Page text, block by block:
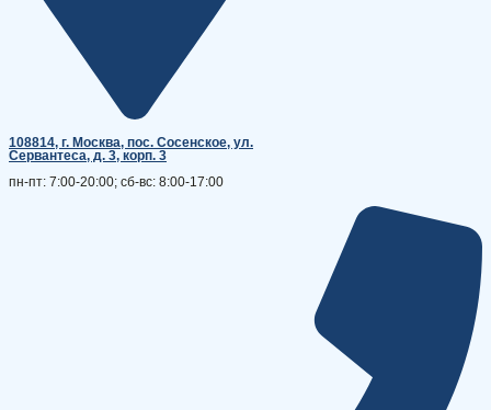
108814, г. Москва, поc. Сосенское, ул.
Сервантеса, д. 3, корп. 3
пн-пт: 7:00-20:00; сб-вс: 8:00-17:00